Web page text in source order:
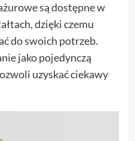
są dostępne w
dzięki czemu
do swoich potrzeb.
jako pojedynczą
uzyskać ciekawy